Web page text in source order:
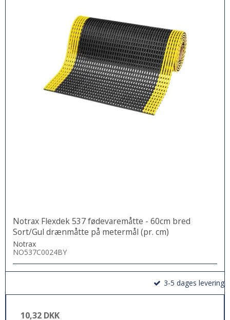
Notrax Flexdek 537 fødevaremåtte - 60cm bred
Sort/Gul drænmåtte på metermål (pr. cm)
Notrax
NO537C0024BY
3-5 dages levering
10,32 DKK